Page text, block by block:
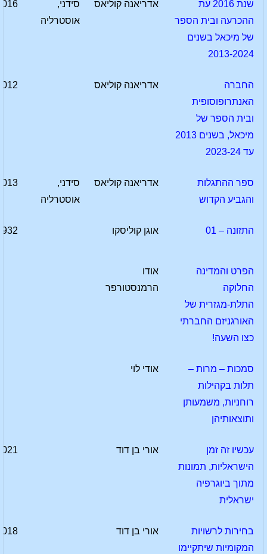
שנת 2016 עת
ההכרעה ובית הספר
של מיכאל בשנים
2013-2024
אדריאנה קוליאס
סידני,
אוסטרליה
החברה
האנתרופוסופית
ובית הספר של
מיכאל, בשנים 2013
עד 2023-24
אדריאנה קוליאס
ספר ההתגלות
והגביע הקדוש
אדריאנה קוליאס
סידני,
אוסטרליה
התזונה – 01 אוגן קוליסקו
הפרט והמדינה
החלוקה
התלת-מגזרית של
האורגניזם החברתי
כצו השעה!
אודו
הרמנסטורפר
סמכות – מרות –
תלות בקהילות
רוחניות, משמעותן
ותוצאותיהן
אודי לוי
עכשיו זה זמן
הישראליות, תמונות
מתוך ביוגרפיה
ישראלית
אורי בן דוד
בחירות לרשויות
המקומיות שיתקיימו
אורי בן דוד